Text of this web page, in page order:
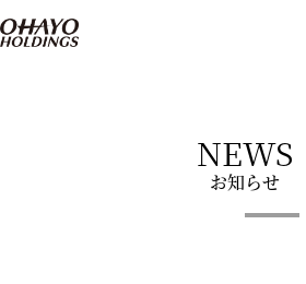
NEWS
お知らせ